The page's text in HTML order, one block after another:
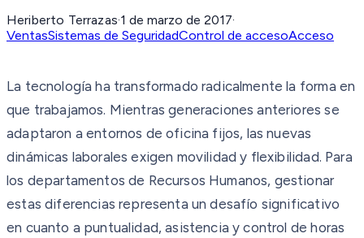
Heriberto Terrazas·1 de marzo de 2017·
VentasSistemas de SeguridadControl de accesoAcceso
La tecnología ha transformado radicalmente la forma en
que trabajamos. Mientras generaciones anteriores se
adaptaron a entornos de oficina fijos, las nuevas
dinámicas laborales exigen movilidad y flexibilidad. Para
los departamentos de Recursos Humanos, gestionar
estas diferencias representa un desafío significativo
en cuanto a puntualidad, asistencia y control de horas